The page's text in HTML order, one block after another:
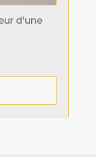
d'une